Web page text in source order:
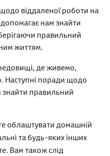
віддаленої роботи на
нам знайти
правильний
життям.
де живемо,
Наступні поради щодо
правильний
облаштувати домашній
та будь-яких інших
Вам також слід